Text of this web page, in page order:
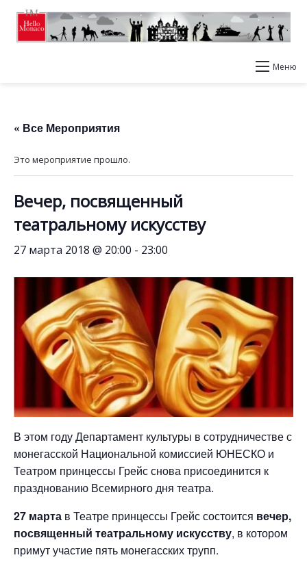
Меню
« Все Мероприятия
Это мероприятие прошло.
Вечер, посвященный
театральному искусству
27 марта 2018 @ 20:00 - 23:00
В этом году Департамент культуры в сотрудничестве с
монегасской Национальной комиссией ЮНЕСКО и
Театром принцессы Грейс снова присоединится к
празднованию Всемирного дня театра.
27 марта в Театре принцессы Грейс состоится вечер,
посвященный театральному искусству, в котором
примут участие пять монегасских трупп.